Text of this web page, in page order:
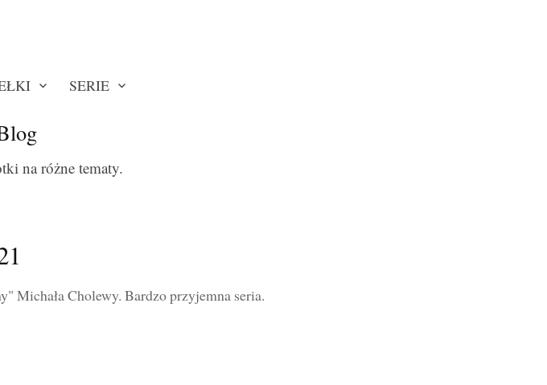
SERIE
na różne tematy.
Michała Cholewy. Bardzo przyjemna seria.